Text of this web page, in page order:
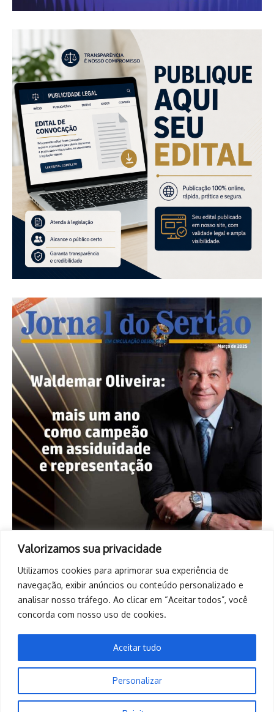
Valorizamos sua privacidade
Utilizamos cookies para aprimorar sua experiência de
navegação, exibir anúncios ou conteúdo personalizado e
analisar nosso tráfego. Ao clicar em “Aceitar todos”, você
concorda com nosso uso de cookies.
Personalizar
Aceitar tudo
Copyright © 2026. Todos os direitos reservados. | Desenvolvido